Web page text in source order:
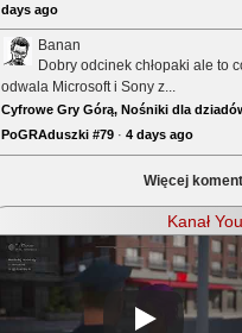
days ago
Banan
Dobry odcinek chłopaki ale to
odwala Microsoft i Sony z...
Cyfrowe Gry Górą, Nośniki dla
PoGRAduszki #79 · 4 days ago
Więcej
Kanał